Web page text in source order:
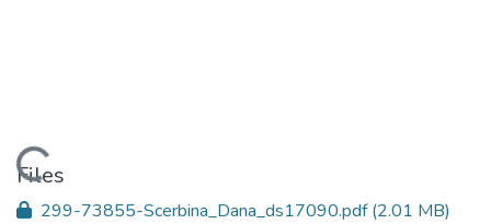
Files
299-73855-Scerbina_Dana_ds17090.pdf(2.01 MB)